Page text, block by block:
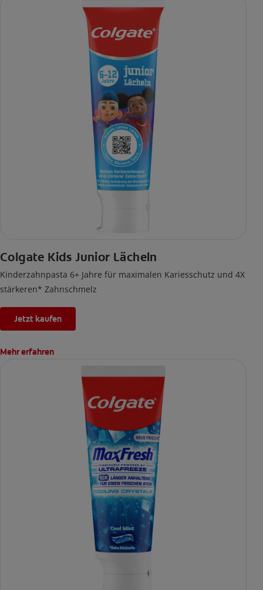
Colgate Kids Junior Lächeln
Kinderzahnpasta 6+ Jahre für maximalen Kariesschutz und 4X
stärkeren* Zahnschmelz
Jetzt kaufen
Mehr erfahren